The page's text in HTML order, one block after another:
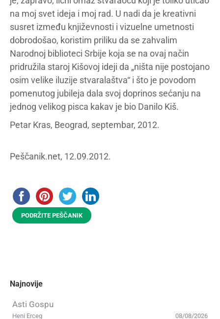
na moj svet ideja i moj rad. U nadi da je kreativni
susret između književnosti i vizuelne umetnosti
dobrodošao, koristim priliku da se zahvalim
Narodnoj biblioteci Srbije koja se na ovaj način
pridružila staroj Kišovoj ideji da „ništa nije postojano
osim velike iluzije stvaralaštva“ i što je povodom
pomenutog jubileja dala svoj doprinos sećanju na
jednog velikog pisca kakav je bio Danilo Kiš.
Petar Kras, Beograd, septembar, 2012.
Peščanik.net, 12.09.2012.
PODRŽITE PEŠČANIK
Najnovije
Asti Gospu
08/08/2026
Heni Erceg